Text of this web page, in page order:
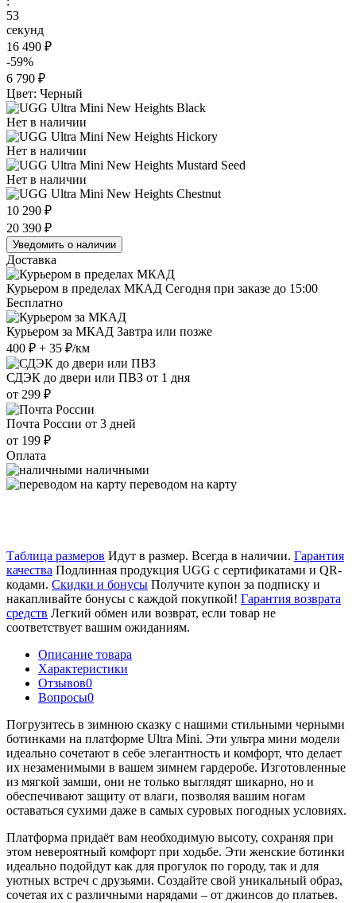
53
секунд
16 490 ₽
-59%
6 790 ₽
Цвет: Черный
Нет в наличии
Нет в наличии
Нет в наличии
10 290 ₽
20 390 ₽
Уведомить о наличии
Доставка
Курьером в пределах МКАД Сегодня при заказе до 15:00
Бесплатно
Курьером за МКАД Завтра или позже
400 ₽ + 35 ₽/км
СДЭК до двери или ПВЗ от 1 дня
от 299 ₽
Почта России от 3 дней
от 199 ₽
Оплата
наличными
переводом на карту
Таблица размеров Идут в размер. Всегда в наличии. Гарантия
качества Подлинная продукция UGG с сертификатами и QR-
кодами. Скидки и бонусы Получите купон за подписку и
накапливайте бонусы с каждой покупкой! Гарантия возврата
средств Легкий обмен или возврат, если товар не
соответствует вашим ожиданиям.
Описание товара
Характеристики
Отзывов0
Вопросы0
Погрузитесь в зимнюю сказку с нашими стильными черными
ботинками на платформе Ultra Mini. Эти ультра мини модели
идеально сочетают в себе элегантность и комфорт, что делает
их незаменимыми в вашем зимнем гардеробе. Изготовленные
из мягкой замши, они не только выглядят шикарно, но и
обеспечивают защиту от влаги, позволяя вашим ногам
оставаться сухими даже в самых суровых погодных условиях.
Платформа придаёт вам необходимую высоту, сохраняя при
этом невероятный комфорт при ходьбе. Эти женские ботинки
идеально подойдут как для прогулок по городу, так и для
уютных встреч с друзьями. Создайте свой уникальный образ,
сочетая их с различными нарядами – от джинсов до платьев.